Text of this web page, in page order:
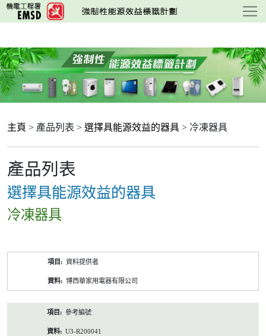
跳
至
要
內
容
主頁 > 產品列表 > 選擇具能源效益的器具 > 冷凍器具
產品列表
選擇具能源效益的器具
冷凍器具
資料提供者
博西華家用電器有限公司
參考編號
U3-R200041